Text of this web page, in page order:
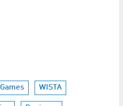
Games WISTA